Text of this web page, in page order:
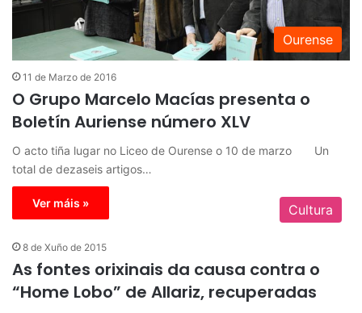
Ourense
11 de Marzo de 2016
O Grupo Marcelo Macías presenta o
Boletín Auriense número XLV
O acto tiña lugar no Liceo de Ourense o 10 de marzo Un
total de dezaseis artigos…
Ver máis » Cultura
8 de Xuño de 2015
As fontes orixinais da causa contra o
“Home Lobo” de Allariz, recuperadas